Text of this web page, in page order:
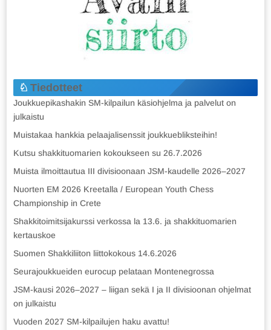
Tiedotteet
Joukkuepikashakin SM-kilpailun käsiohjelma ja palvelut on
julkaistu
Muistakaa hankkia pelaajalisenssit joukkuebliksteihin!
Kutsu shakkituomarien kokoukseen su 26.7.2026
Muista ilmoittautua III divisioonaan JSM-kaudelle 2026–2027
Nuorten EM 2026 Kreetalla / European Youth Chess
Championship in Crete
Shakkitoimitsijakurssi verkossa la 13.6. ja shakkituomarien
kertauskoe
Suomen Shakkiliiton liittokokous 14.6.2026
Seurajoukkueiden eurocup pelataan Montenegrossa
JSM-kausi 2026–2027 – liigan sekä I ja II divisioonan ohjelmat
on julkaistu
Vuoden 2027 SM-kilpailujen haku avattu!